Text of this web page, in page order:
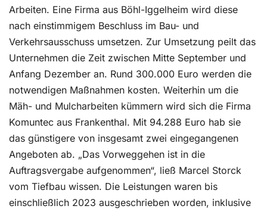
Arbeiten. Eine Firma aus Böhl-Iggelheim wird diese
nach einstimmigem Beschluss im Bau- und
Verkehrsausschuss umsetzen. Zur Umsetzung peilt das
Unternehmen die Zeit zwischen Mitte September und
Anfang Dezember an. Rund 300.000 Euro werden die
notwendigen Maßnahmen kosten. Weiterhin um die
Mäh- und Mulcharbeiten kümmern wird sich die Firma
Komuntec aus Frankenthal. Mit 94.288 Euro hab sie
das günstigere von insgesamt zwei eingegangenen
Angeboten ab. „Das Vorweggehen ist in die
Auftragsvergabe aufgenommen“, ließ Marcel Storck
vom Tiefbau wissen. Die Leistungen waren bis
einschließlich 2023 ausgeschrieben worden, inklusive